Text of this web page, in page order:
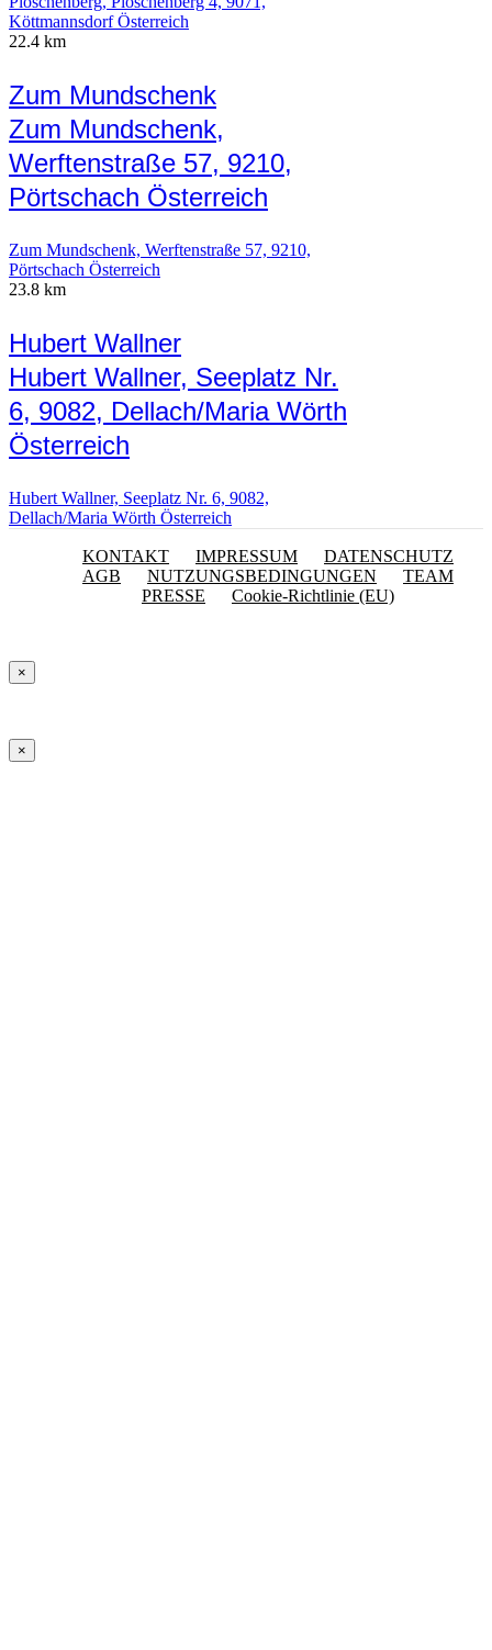
Köttmannsdorf Österreich
22.4 km
Zum Mundschenk
Zum Mundschenk,
Werftenstraße 57, 9210,
Pörtschach Österreich
Zum Mundschenk, Werftenstraße 57, 9210,
Pörtschach Österreich
23.8 km
Hubert Wallner
Hubert Wallner, Seeplatz Nr.
6, 9082, Dellach/Maria Wörth
Österreich
Hubert Wallner, Seeplatz Nr. 6, 9082,
Dellach/Maria Wörth Österreich
KONTAKT IMPRESSUM
DATENSCHUTZ
AGB
NUTZUNGSBEDINGUNGEN
TEAM
PRESSE
Cookie-Richtlinie (EU)
×
×